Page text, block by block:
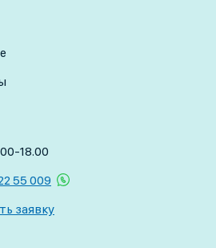
18.00
55 009
заявку